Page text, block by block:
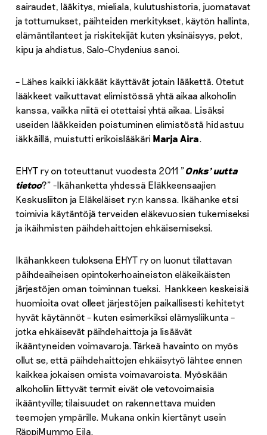
sairaudet, lääkitys, mieliala, kulutushistoria, juomatavat
ja tottumukset, päihteiden merkitykset, käytön hallinta,
elämäntilanteet ja riskitekijät kuten yksinäisyys, pelot,
kipu ja ahdistus, Salo-Chydenius sanoi.
– Lähes kaikki iäkkäät käyttävät jotain lääkettä. Otetut
lääkkeet vaikuttavat elimistössä yhtä aikaa alkoholin
kanssa, vaikka niitä ei otettaisi yhtä aikaa. Lisäksi
useiden lääkkeiden poistuminen elimistöstä hidastuu
iäkkäillä, muistutti erikoislääkäri Marja Aira.
EHYT ry on toteuttanut vuodesta 2011 ”Onks’ uutta
tietoo?” -Ikähanketta yhdessä Eläkkeensaajien
Keskusliiton ja Eläkeläiset ry:n kanssa. Ikähanke etsi
toimivia käytäntöjä terveiden eläkevuosien tukemiseksi
ja ikäihmisten päihdehaittojen ehkäisemiseksi.
Ikähankkeen tuloksena EHYT ry on luonut tilattavan
päihdeaiheisen opintokerhoaineiston eläkeikäisten
järjestöjen oman toiminnan tueksi. Hankkeen keskeisiä
huomioita ovat olleet järjestöjen paikallisesti kehitetyt
hyvät käytännöt – kuten esimerkiksi elämysliikunta –
jotka ehkäisevät päihdehaittoja ja lisäävät
ikääntyneiden voimavaroja. Tärkeä havainto on myös
ollut se, että päihdehaittojen ehkäisytyö lähtee ennen
kaikkea jokaisen omista voimavaroista. Myöskään
alkoholiin liittyvät termit eivät ole vetovoimaisia
ikääntyville; tilaisuudet on rakennettava muiden
teemojen ympärille. Mukana onkin kiertänyt usein
RäppiMummo Eila.